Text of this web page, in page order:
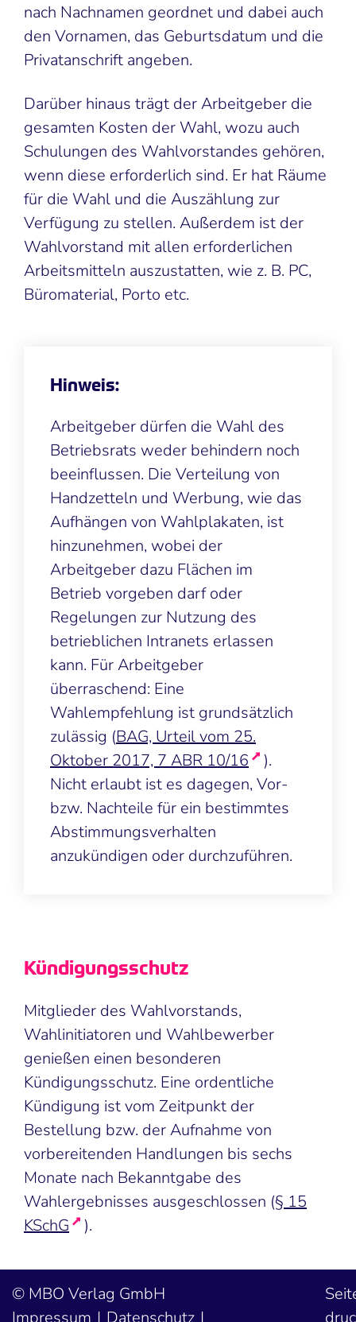
nach Nachnamen geordnet und dabei auch
den Vornamen, das Geburtsdatum und die
Privatanschrift angeben.
Darüber hinaus trägt der Arbeitgeber die
gesamten Kosten der Wahl, wozu auch
Schulungen des Wahlvorstandes gehören,
wenn diese erforderlich sind. Er hat Räume
für die Wahl und die Auszählung zur
Verfügung zu stellen. Außerdem ist der
Wahlvorstand mit allen erforderlichen
Arbeitsmitteln auszustatten, wie z. B. PC,
Büromaterial, Porto etc.
Hinweis:
Arbeitgeber dürfen die Wahl des
Betriebsrats weder behindern noch
beeinflussen. Die Verteilung von
Handzetteln und Werbung, wie das
Aufhängen von Wahlplakaten, ist
hinzunehmen, wobei der
Arbeitgeber dazu Flächen im
Betrieb vorgeben darf oder
Regelungen zur Nutzung des
betrieblichen Intranets erlassen
kann. Für Arbeitgeber
überraschend: Eine
Wahlempfehlung ist grundsätzlich
zulässig (BAG, Urteil vom 25.
Oktober 2017, 7 ABR 10/16
).
Nicht erlaubt ist es dagegen, Vor-
bzw. Nachteile für ein bestimmtes
Abstimmungsverhalten
anzukündigen oder durchzuführen.
Kündigungsschutz
Mitglieder des Wahlvorstands,
Wahlinitiatoren und Wahlbewerber
genießen einen besonderen
Kündigungsschutz. Eine ordentliche
Kündigung ist vom Zeitpunkt der
Bestellung bzw. der Aufnahme von
vorbereitenden Handlungen bis sechs
Monate nach Bekanntgabe des
Wahlergebnisses ausgeschlossen (§ 15
KSchG
).
MBO Verlag GmbH
Impressum
Datenschutz